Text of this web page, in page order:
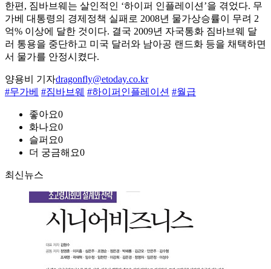
한편, 짐바브웨는 살인적인 ‘하이퍼 인플레이션’을 겪었다. 무
가베 대통령의 경제정책 실패로 2008년 물가상승률이 무려 2
억% 이상에 달한 것이다. 결국 2009년 자국통화 짐바브웨 달
러 통용을 중단하고 미국 달러와 남아공 랜드화 등을 채택하면
서 물가를 안정시켰다.
양용비 기자dragonfly@etoday.co.kr
#무가베 #짐바브웨 #하이퍼인플레이션 #월급
좋아요0
화나요0
슬퍼요0
더 궁금해요0
최신뉴스